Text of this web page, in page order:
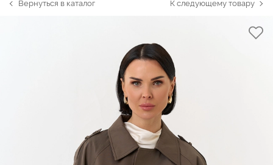
Вернуться в каталог К следующему товару